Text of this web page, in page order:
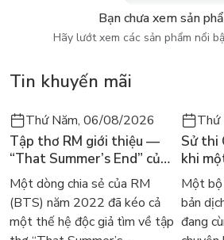
Bạn chưa xem sản
Hãy lướt xem các sản phẩm nổi
Tin khuyến mãi
Thứ Năm, 06/08/2026
Tập thơ RM giới thiệu —
“That Summer’s End” của
Lee Seong-bok ra mắt bản
tiếng Anh sau 4 năm gây
sốt
Một dòng chia sẻ của RM
(BTS) năm 2022 đã kéo cả
một thế hệ độc giả tìm về tập
Sử thi
khi
thế
kinh
Một
bản
đang